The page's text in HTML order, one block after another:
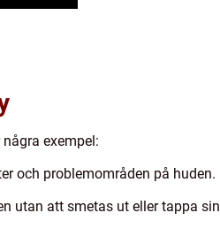
exempel:
och problemområden på huden.
utan att smetas ut eller tappa sin